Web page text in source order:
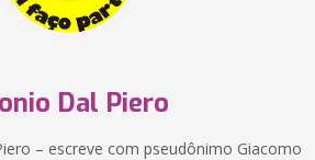
Dal Piero
– escreve com pseudônimo Giacomo